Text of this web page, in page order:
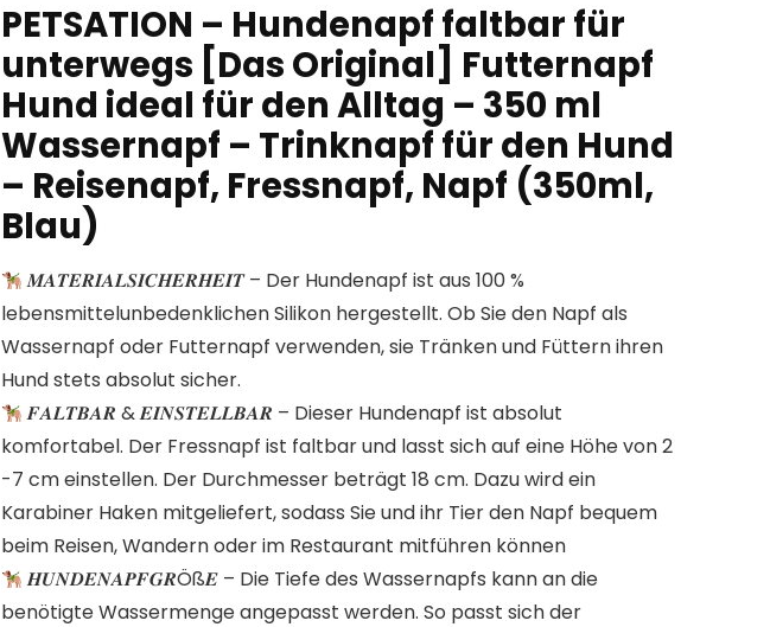
PETSATION – Hundenapf faltbar für
unterwegs [Das Original] Futternapf
Hund ideal für den Alltag – 350 ml
Wassernapf – Trinknapf für den Hund
– Reisenapf, Fressnapf, Napf (350ml,
Blau)
𝑴𝑨𝑻𝑬𝑹𝑰𝑨𝑳𝑺𝑰𝑪𝑯𝑬𝑹𝑯𝑬𝑰𝑻 – Der Hundenapf ist aus 100 %
lebensmittelunbedenklichen Silikon hergestellt. Ob Sie den Napf als
Wassernapf oder Futternapf verwenden, sie Tränken und Füttern ihren
Hund stets absolut sicher.
𝑭𝑨𝑳𝑻𝑩𝑨𝑹 & 𝑬𝑰𝑵𝑺𝑻𝑬𝑳𝑳𝑩𝑨𝑹 – Dieser Hundenapf ist absolut
komfortabel. Der Fressnapf ist faltbar und lasst sich auf eine Höhe von 2
-7 cm einstellen. Der Durchmesser beträgt 18 cm. Dazu wird ein
Karabiner Haken mitgeliefert, sodass Sie und ihr Tier den Napf bequem
beim Reisen, Wandern oder im Restaurant mitführen können
𝑯𝑼𝑵𝑫𝑬𝑵𝑨𝑷𝑭𝑮𝑹Öß𝑬 – Die Tiefe des Wassernapfs kann an die
benötigte Wassermenge angepasst werden. So passt sich der